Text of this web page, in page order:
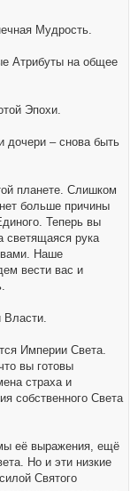
Мудрость.
Атрибуты на общее
Эпохи.
дочери – снова быть
планете. Слишком
больше причины
Теперь вы
светящаяся рука
вами. Наше
вести вас и
Империи Света.
вы готовы
страха и
собственного Света
её выражения, ещё
Но и эти низкие
Святого